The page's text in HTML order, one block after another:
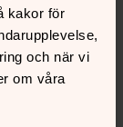
kakor för
och när vi
om våra
Svenska
vi informera